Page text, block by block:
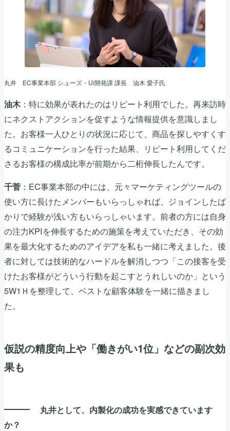
丸井 EC事業本部 シューズ・Ui開発課 課長 油木 愛子氏
油木：特に効果が表れたのはリピート利用でした。再来訪時
にネクストアクションを促すような情報提供を意識しまし
た。お客様一人ひとりの状況に応じて、商品を探しやすくす
るコミュニケーションを行った結果、リピート利用してくだ
さるお客様の構成比率が前期から二桁伸長したんです。
千菅 ：EC事業本部の中には、元々マーケティングツールの
使い方に長けたメンバーもいらっしゃれば、ジョインしたば
かりで経験が浅い方もいらっしゃいます。前者の方には自身
の注力KPIを伸長するための施策を考えていただき、その効
果を最大化するためのアイデアを私も一緒に考えました。後
者に対しては技術的なハードルを解消しつつ「この接客を受
けたお客様がどういう行動を起こすとうれしいのか」という
5W1Ｈを整理して、ベストな顧客体験を一緒に描きまし
た。
仮説の精度向上や「働きがい1位」などの副次効
果も
丸井として、内製化の成功を実感できています
か？